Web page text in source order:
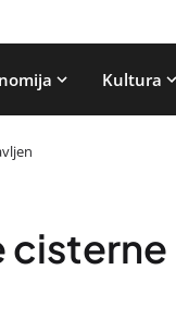
Kultura
cisterne